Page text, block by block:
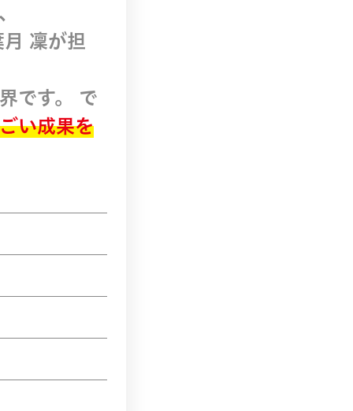
凜が担
です。
で
い成果を